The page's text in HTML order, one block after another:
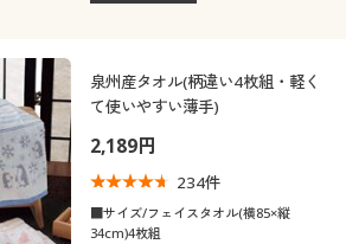
ラー効果・防炎機能もプラスしました。
泉州産タオル(柄違い4枚組・軽く
て使いやすい薄手)
2,189円
234件
■サイズ/フェイスタオル(横85×縦
34cm)4枚組